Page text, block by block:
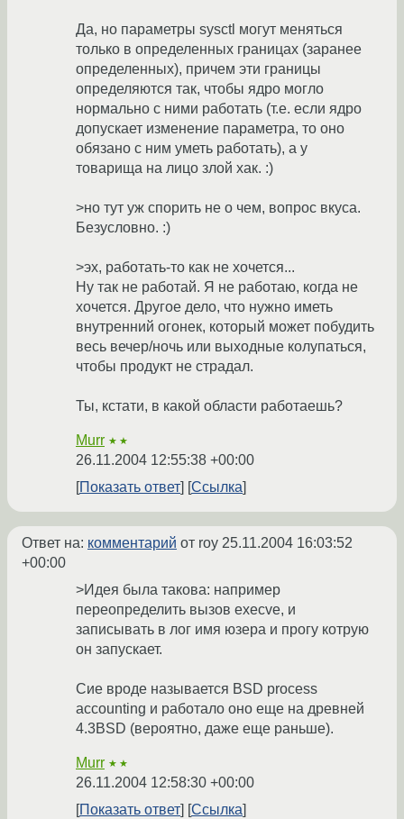
Да, но параметры sysctl могут меняться
только в определенных границах (заранее
определенных), причем эти границы
определяются так, чтобы ядро могло
нормально с ними работать (т.е. если ядро
допускает изменение параметра, то оно
обязано с ним уметь работать), а у
товарища на лицо злой хак. :)
>но тут уж спорить не о чем, вопрос вкуса.
Безусловно. :)
>эх, работать-то как не хочется...
Ну так не работай. Я не работаю, когда не
хочется. Другое дело, что нужно иметь
внутренний огонек, который может побудить
весь вечер/ночь или выходные колупаться,
чтобы продукт не страдал.
Ты, кстати, в какой области работаешь?
Murr ★★
26.11.2004 12:55:38 +00:00
Показать ответ
Ссылка
Ответ на: комментарий от roy 25.11.2004 16:03:52
+00:00
>Идея была такова: например
переопределить вызов execve, и
записывать в лог имя юзера и прогу котрую
он запускает.
Сие вроде называется BSD process
accounting и работало оно еще на древней
4.3BSD (вероятно, даже еще раньше).
Murr ★★
26.11.2004 12:58:30 +00:00
Показать ответ
Ссылка